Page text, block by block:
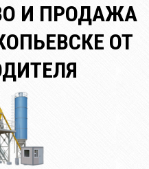
И ПРОДАЖА
ОТ